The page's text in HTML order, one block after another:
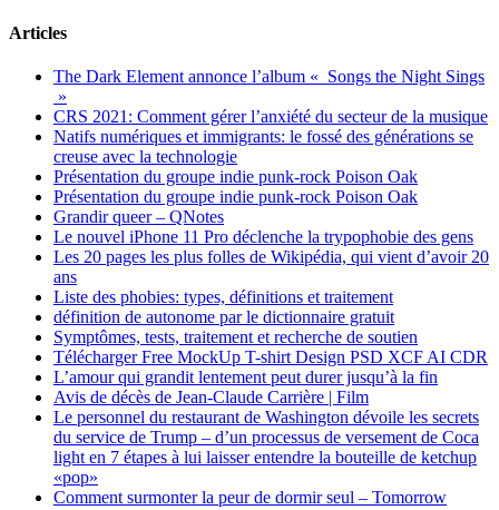
Articles
The Dark Element annonce l’album « Songs the Night Sings
»
CRS 2021: Comment gérer l’anxiété du secteur de la musique
Natifs numériques et immigrants: le fossé des générations se
creuse avec la technologie
Présentation du groupe indie punk-rock Poison Oak
Présentation du groupe indie punk-rock Poison Oak
Grandir queer – QNotes
Le nouvel iPhone 11 Pro déclenche la trypophobie des gens
Les 20 pages les plus folles de Wikipédia, qui vient d’avoir 20
ans
Liste des phobies: types, définitions et traitement
définition de autonome par le dictionnaire gratuit
Symptômes, tests, traitement et recherche de soutien
Télécharger Free MockUp T-shirt Design PSD XCF AI CDR
L’amour qui grandit lentement peut durer jusqu’à la fin
Avis de décès de Jean-Claude Carrière | Film
Le personnel du restaurant de Washington dévoile les secrets
du service de Trump – d’un processus de versement de Coca
light en 7 étapes à lui laisser entendre la bouteille de ketchup
«pop»
Comment surmonter la peur de dormir seul – Tomorrow